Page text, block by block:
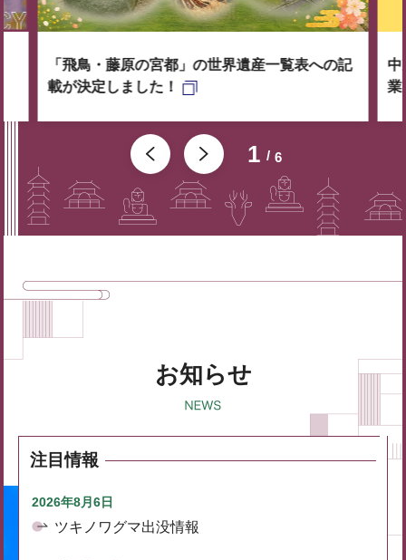
1 6
「飛鳥・藤原の宮都」の世界遺産一覧表への記
載が決定しました！
中
業
お知らせ
注目情報
2026年8月6日
ツキノワグマ出没情報